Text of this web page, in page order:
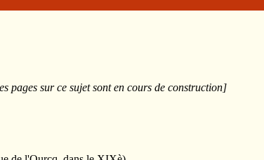
pages sur ce sujet sont en cours de construction]